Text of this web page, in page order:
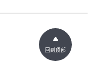
回到顶部